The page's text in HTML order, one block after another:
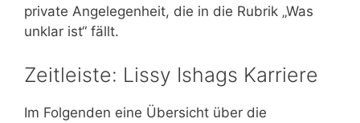
private Angelegenheit, die in die Rubrik „Was
unklar ist“ fällt.
Zeitleiste: Lissy Ishags Karriere
Im Folgenden eine Übersicht über die